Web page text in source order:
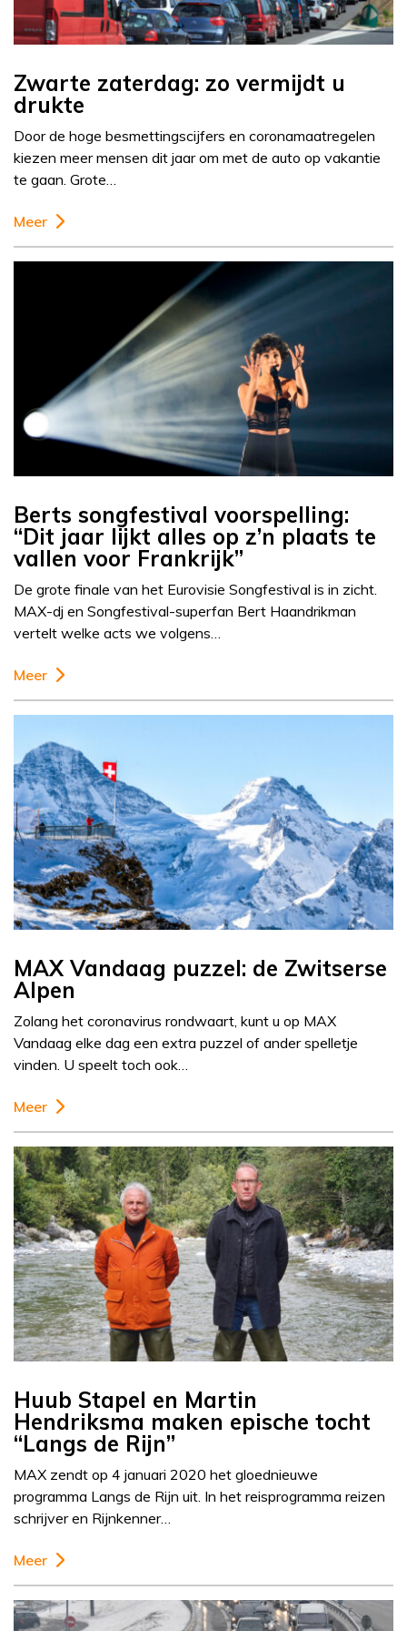
Zwarte zaterdag: zo vermijdt u
drukte
Door de hoge besmettingscijfers en coronamaatregelen
kiezen meer mensen dit jaar om met de auto op vakantie
te gaan. Grote…
Meer
Berts songfestival voorspelling:
“Dit jaar lijkt alles op z’n plaats te
vallen voor Frankrijk”
De grote finale van het Eurovisie Songfestival is in zicht.
MAX-dj en Songfestival-superfan Bert Haandrikman
vertelt welke acts we volgens…
Meer
MAX Vandaag puzzel: de Zwitserse
Alpen
Zolang het coronavirus rondwaart, kunt u op MAX
Vandaag elke dag een extra puzzel of ander spelletje
vinden. U speelt toch ook…
Meer
Huub Stapel en Martin
Hendriksma maken epische tocht
“Langs de Rijn”
MAX zendt op 4 januari 2020 het gloednieuwe
programma Langs de Rijn uit. In het reisprogramma reizen
schrijver en Rijnkenner…
Meer